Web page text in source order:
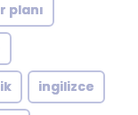
planı
ingilizce